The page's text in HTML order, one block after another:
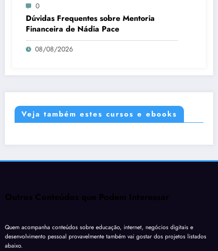
0
Dúvidas Frequentes sobre Mentoria
Financeira de Nádia Pace
08/08/2026
Veja também estes cursos e ebooks
Outros Conteúdos que Podem Interessar
Quem acompanha conteúdos sobre educação, internet, negócios digitais e
desenvolvimento pessoal provavelmente também vai gostar dos projetos listados
abaixo.